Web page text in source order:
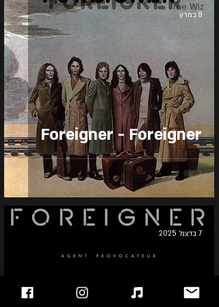
The Wiz
Foreigner - Foreigner
8 במרץ
7 בדצמ׳ 2025